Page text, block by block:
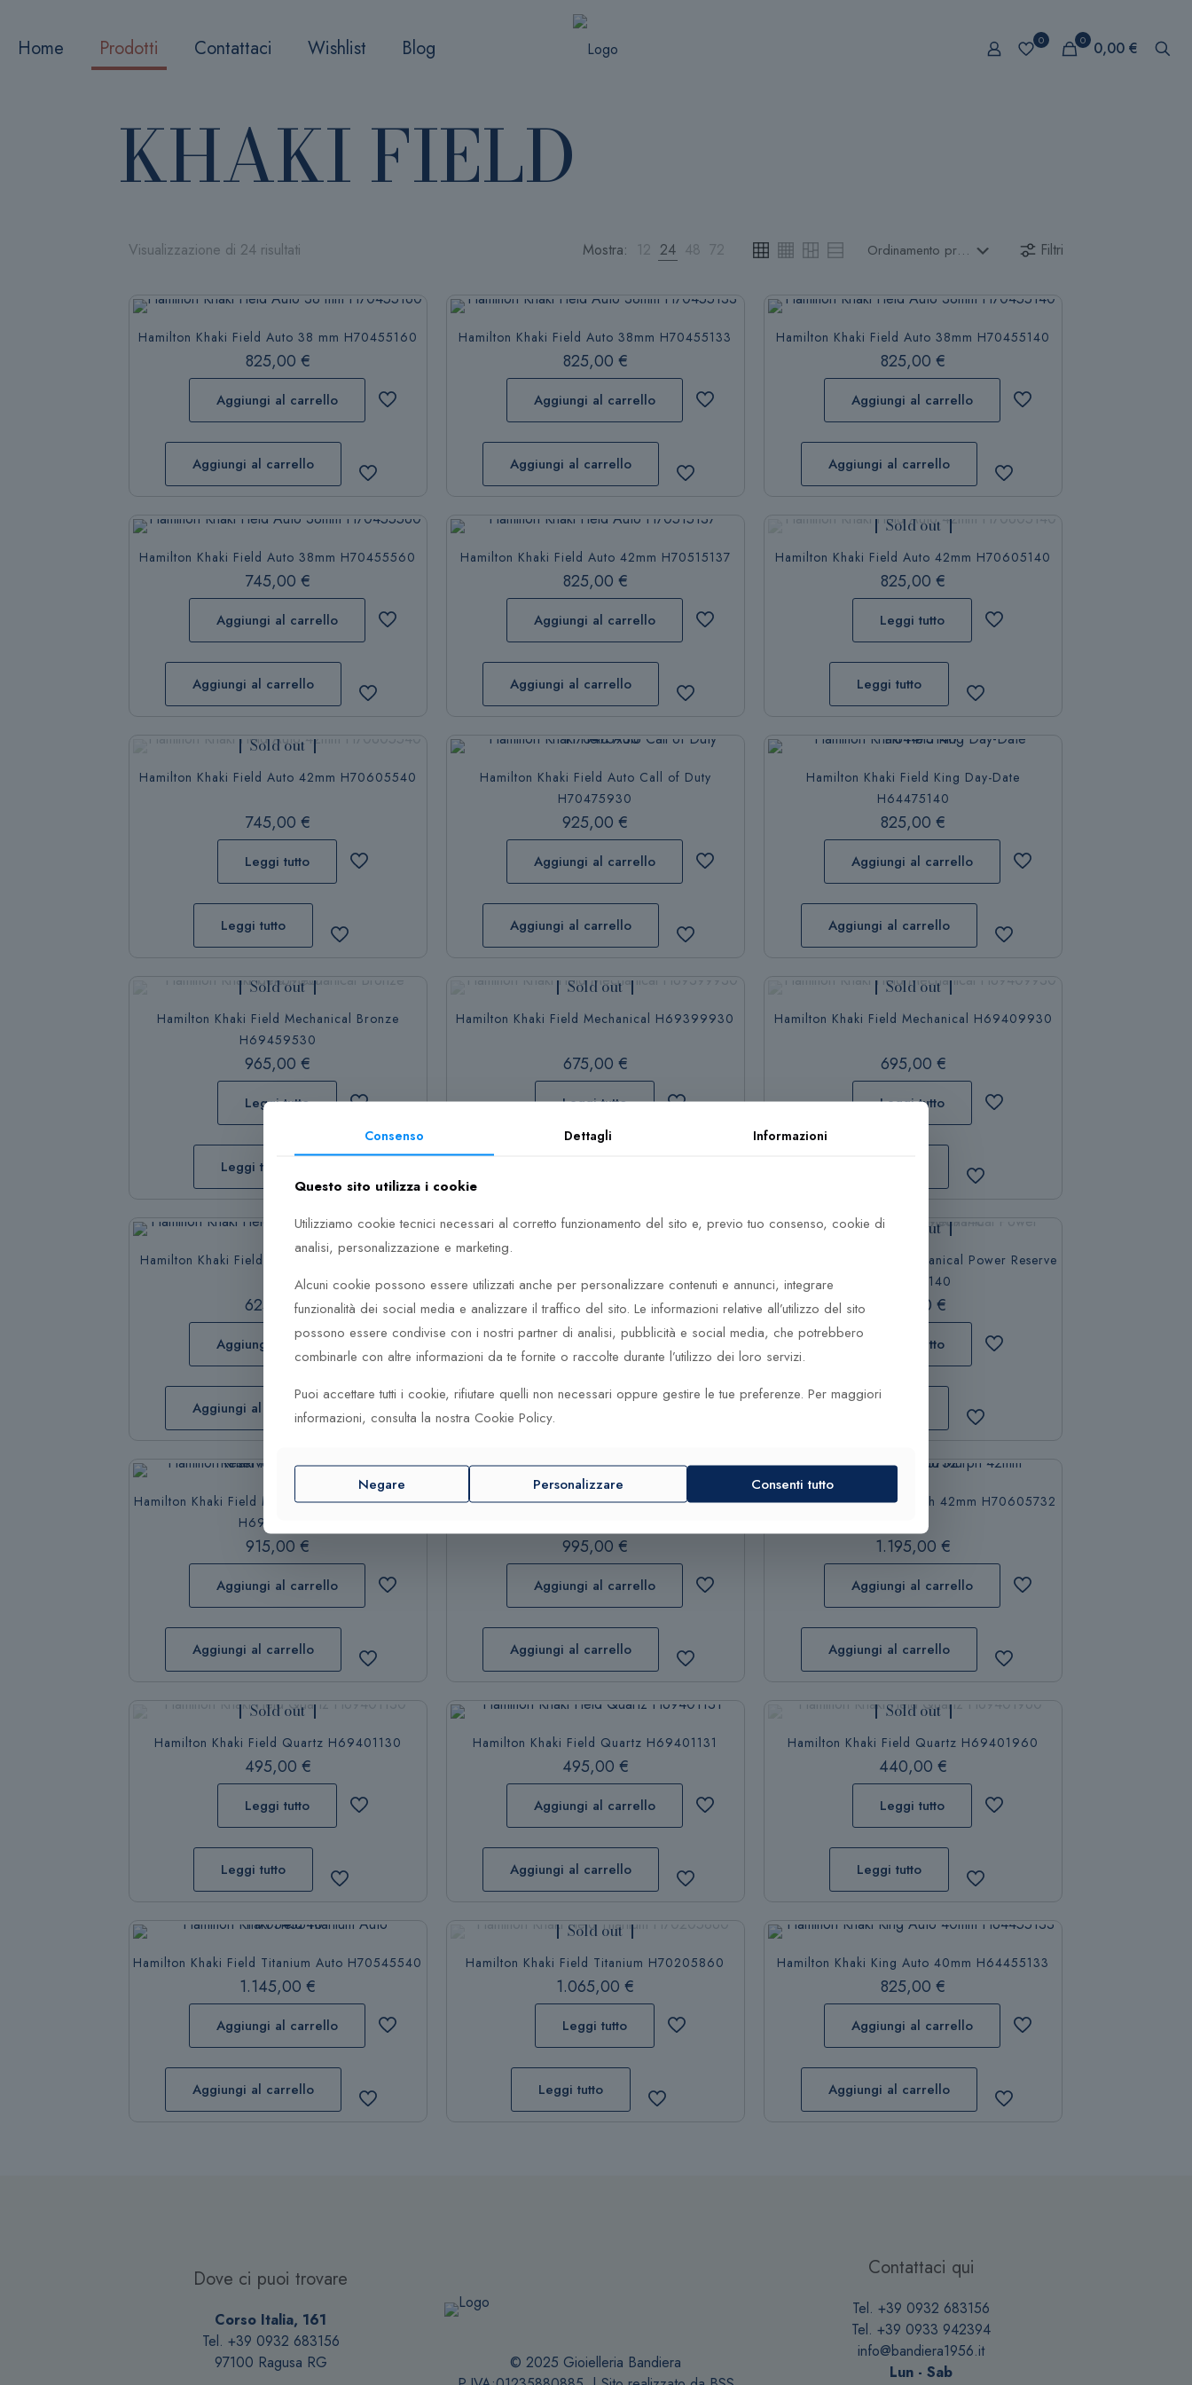
Home Prodotti Contattaci Wishlist Blog 0 0 0,00 €
KHAKI FIELD
Visualizzazione di 24 risultati Mostra: 12 24 48 72 Filtri
Hamilton Khaki Field Auto 38 mm H70455160
825,00 €
Aggiungi al carrello
Aggiungi al carrello
Hamilton Khaki Field Auto 38mm H70455133
825,00 €
Aggiungi al carrello
Aggiungi al carrello
Hamilton Khaki Field Auto 38mm H70455140
825,00€
Aggiungi al carrello
Aggiungi al carrello
Hamilton Khaki Field Auto 38mm H70455560
745,00€
Aggiungi al carrello
Aggiungi al carrello
Hamilton Khaki Field Auto 42mm H70515137
825,00 €
Aggiungi al carrello
Aggiungi al carrello
Sold out
Hamilton Khaki Field Auto 42mm H70605140
825,00€
Leggi tutto
Leggi tutto
Sold out
Hamilton Khaki Field Auto 42mm H70605540
745,00€
Leggi tutto
Leggi tutto
Hamilton Khaki Field Auto Call of Duty
H70475930
925,00€
Aggiungi al carrello
Aggiungi al carrello
Hamilton Khaki Field King Day-Date
H64475140
825,00€
Aggiungi al carrello
Aggiungi al carrello
Sold out
Hamilton Khaki Field Mechanical Bronze
H69459530
965,00€
Leggi tutto
Leggi tutto
Sold out
Hamilton Khaki Field Mechanical H69399930
675,00 €
Leggi tutto
Sold out
Hamilton Khaki Field Mechanical H69409930
695,00 €
Leggi tutto
Hamilton Khaki Field Mechanical H69439931
625,00€
Aggiungi al carrello
Aggiungi al carrello
Hamilton Khaki Field Mechanical H69439940
625,00€
Aggiungi al carrello
Aggiungi al carrello
Sold out
Hamilton Khaki Field Mechanical Power Reserve
H69509140
995,00 €
Leggi tutto
Hamilton Khaki Field Mechanical Power Reserve
H69509930
915,00€
Aggiungi al carrello
Aggiungi al carrello
Hamilton Khaki Field Murph 38mm H70405730
995,00€
Aggiungi al carrello
Aggiungi al carrello
Hamilton Khaki Field Murph 42mm H70605732
1.195,00€
Aggiungi al carrello
Aggiungi al carrello
Sold out
Hamilton Khaki Field Quartz H69401130
495,00 €
Leggi tutto
Leggi tutto
Hamilton Khaki Field Quartz H69401131
495,00 €
Aggiungi al carrello
Aggiungi al carrello
Sold out
Hamilton Khaki Field Quartz H69401960
440,00€
Leggi tutto
Leggi tutto
Hamilton Khaki Field Titanium Auto H70545540
1.145,00€
Aggiungi al carrello
Aggiungi al carrello
Sold out
Hamilton Khaki Field Titanium H70205860
1.065,00€
Leggi tutto
Leggi tutto
Hamilton Khaki King Auto 40mm H64455133
825,00€
Aggiungi al carrello
Aggiungi al carrello
Dove ci puoi trovare
Corso Italia, 161
Tel. +39 0932 683156
97100 Ragusa RG
© 2025 Gioielleria Bandiera
Contattaci qui
Tel. +39 0932 683156
Tel. +39 0933 942394
info@bandiera1956.it
Lun - Sab
Consenso Dettagli Informazioni
Questo sito utilizza i cookie
Utilizziamo cookie tecnici necessari al corretto funzionamento del sito e, previo tuo consenso, cookie di
analisi, personalizzazione e marketing.
Alcuni cookie possono essere utilizzati anche per personalizzare contenuti e annunci, integrare
funzionalità dei social media e analizzare il traffico del sito. Le informazioni relative all’utilizzo del sito
possono essere condivise con i nostri partner di analisi, pubblicità e social media, che potrebbero
combinarle con altre informazioni da te fornite o raccolte durante l’utilizzo dei loro servizi.
Puoi accettare tutti i cookie, rifiutare quelli non necessari oppure gestire le tue preferenze. Per maggiori
informazioni, consulta la nostra Cookie Policy.
Negare Personalizzare Consenti tutto